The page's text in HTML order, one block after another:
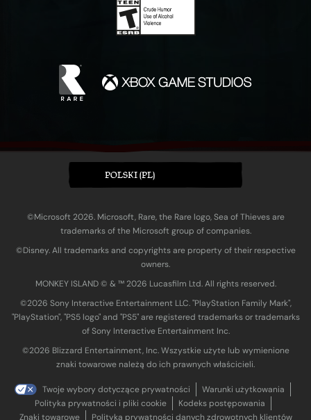
POLSKI (PL)
©Microsoft 2026. Microsoft, Rare, the Rare logo, Sea of Thieves are
trademarks of the Microsoft group of companies.
©Disney. All trademarks and copyrights are property of their respective
owners.
MONKEY ISLAND © & ™ 20‍26 Lucasfilm Ltd. All rights reserved.
©2026 Sony Interactive Entertainment LLC. "PlayStation Family Mark",
"PlayStation", "PS5 logo" and "PS5" are registered trademarks or trademarks
of Sony Interactive Entertainment Inc.
©2026 Blizzard Entertainment, Inc. Wszystkie użyte lub wymienione
znaki towarowe należą do ich prawnych właścicieli.
Twoje wybory dotyczące prywatności
Warunki użytkowania
Polityka prywatności i pliki cookie
Kodeks postępowania
Znaki towarowe
Polityka prywatności danych zdrowotnych klientów